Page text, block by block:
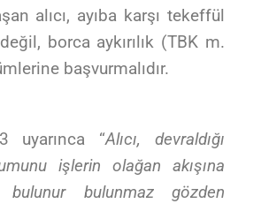
alıcı, ayıba karşı tekeffül
borca aykırılık (TBK m.
başvurmalıdır.
uyarınca “Alıcı, devraldığı
işlerin olağan akışına
bulunmaz gözden